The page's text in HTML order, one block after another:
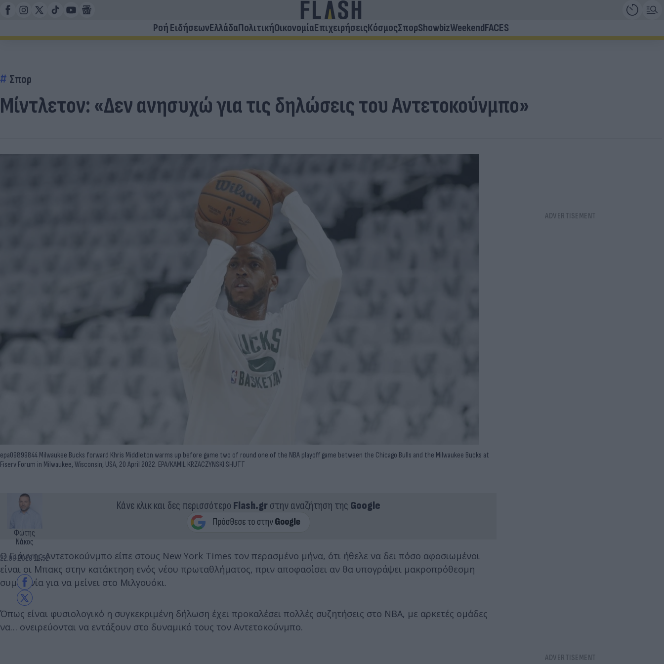
Ροή ΕιδήσεωνΕλλάδαΠολιτικήΟικονομίαΕπιχειρήσειςΚόσμοςΣπορShowbizWeekendFACES
Σπορ
Μίντλετον: «Δεν ανησυχώ για τις δηλώσεις του Αντετοκούνμπο»
epa09899844 Milwaukee Bucks forward Khris Middleton warms up before game two of round one of the NBA playoff game between the Chicago Bulls and the Milwaukee Bucks at
Fiserv Forum in Milwaukee, Wisconsin, USA, 20 April 2022. EPA/KAMIL KRZACZYNSKI SHUTT
Φώτης
Νάκος
22.09.2023 11:52
Κάνε κλικ και δες περισσότερο Flash.grστην αναζήτηση της Google
Ο Γιάννης Αντετοκούνμπο είπε στους New York Times τον περασμένο μήνα, ότι ήθελε να δει πόσο αφοσιωμένοι
είναι οι Μπακς στην κατάκτηση ενός νέου πρωταθλήματος, πριν αποφασίσει αν θα υπογράψει μακροπρόθεσμη
συμφωνία για να μείνει στο Μιλγουόκι.
Όπως είναι φυσιολογικό η συγκεκριμένη δήλωση έχει προκαλέσει πολλές συζητήσεις στο ΝΒΑ, με αρκετές ομάδες
να… ονειρεύονται να εντάξουν στο δυναμικό τους τον Αντετοκούνμπο.